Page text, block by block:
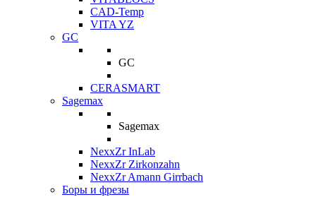
CAD-Temp
VITA YZ
GC
GC
CERASMART
Sagemax
Sagemax
NexxZr InLab
NexxZr Zirkonzahn
NexxZr Amann Girrbach
Боры и фрезы